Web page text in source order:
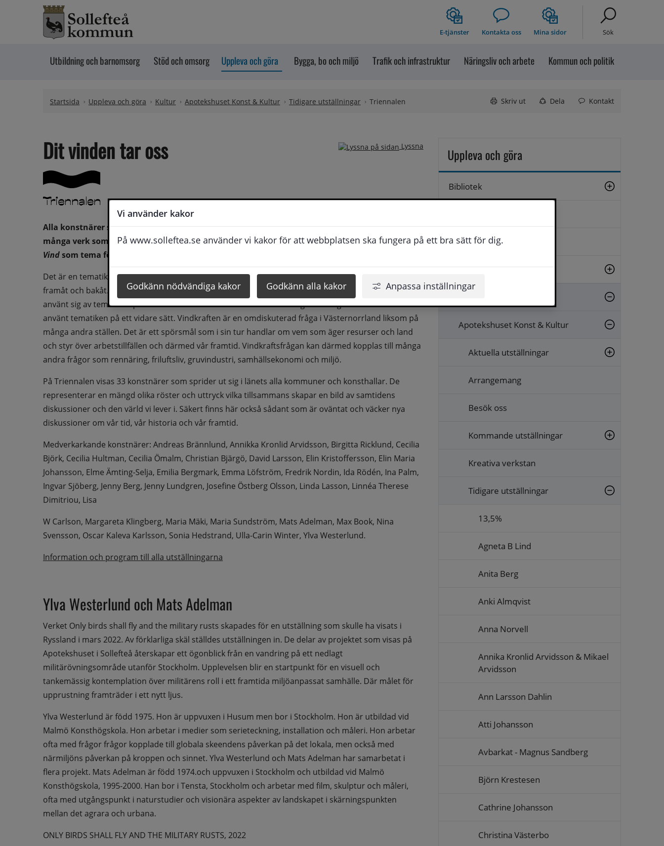
Vi använder kakor
På www.solleftea.se använder vi kakor för att webbplatsen ska fungera på ett bra sätt för dig.
Godkänn nödvändiga kakor Godkänn alla kakor Anpassa inställningar
Hoppa till innehåll
E-tjänster Kontakta oss Mina sidor Sök
Utbildning och barnomsorg Stöd och omsorg Uppleva och göra Bygga, bo och miljö Trafik och infrastruktur Näringsliv och arbete Kommun och politik
Startsida Uppleva och göra Kultur Apotekshuset Konst & Kultur Tidigare utställningar Triennalen Skriv ut Dela Kontakt
Lyssna
Dit vinden tar oss
Alla konstnärer som deltar i utställningen har anknytning till Västernorrland, vilket syns i
många verk som har en tydlig regional prägel. Utställningens curator Björn Norberg har valt
Vind som tema för Triennalen.
Det är en tematik som kan tolkas på många olika sätt. Vinden är en tydlig symbol för riktningar, både
framåt och bakåt. Vi har medvind eller motvind och luft under vingarna. Konstnärerna har också
använt sig av tematiken på olika sätt. Här finns både de mer bokstavliga tolkningarna och de som har
använt tematiken på ett vidare sätt. Vindkraften är en omdiskuterad fråga i Västernorrland liksom på
många andra ställen. Det är ett spörsmål som i sin tur handlar om vem som äger resurser och land
och styr över arbetstillfällen och därmed vår framtid. Vindkraftsfrågan kan därmed kopplas till många
andra frågor som rennäring, friluftsliv, gruvindustri, samhällsekonomi och miljö.
På Triennalen visas 33 konstnärer som sprider ut sig i länets alla kommuner och konsthallar. De
representerar en mängd olika röster och uttryck vilka tillsammans skapar en bild av samtidens
diskussioner och den värld vi lever i. Säkert finns här också sådant som är oväntat och väcker nya
diskussioner om vår tid, vår historia och vår framtid.
Medverkarkande konstnärer: Andreas Brännlund, Annikka Kronlid Arvidsson, Birgitta Ricklund, Cecilia
Björk, Cecilia Hultman, Cecilia Ömalm, Christian Bjärgö, David Larsson, Elin Kristoffersson, Elin Maria
Johansson, Elme Ämting-Selja, Emilia Bergmark, Emma Löfström, Fredrik Nordin, Ida Rödén, Ina Palm,
Ingvar Sjöberg, Jenny Berg, Jenny Lundgren, Josefine Östberg Olsson, Linda Lasson, Linnéa Therese
Dimitriou, Lisa
W Carlson, Margareta Klingberg, Maria Mäki, Maria Sundström, Mats Adelman, Max Book, Nina
Svensson, Oscar Kaleva Karlsson, Sonia Hedstrand, Ulla-Carin Winter, Ylva Westerlund.
Information och program till alla utställningarna
Ylva Westerlund och Mats Adelman
Verket Only birds shall fly and the military rusts skapades för en utställning som skulle ha visats i
Ryssland i mars 2022. Av förklarliga skäl ställdes utställningen in. De delar av projektet som visas på
Apotekshuset i Sollefteå återskapar ett ögonblick från en vandring på ett nedlagt
militärövningsområde utanför Stockholm. Upplevelsen blir en startpunkt för en visuell och
tankemässig kontemplation över militärens roll i ett framtida miljöanpassat samhälle. Där målet för
upprustning framträder i ett nytt ljus.
Ylva Westerlund är född 1975. Hon är uppvuxen i Husum men bor i Stockholm. Hon är utbildad vid
Malmö Konsthögskola. Hon arbetar i medier som serieteckning, installation och måleri. Hon arbetar
ofta med frågor frågor kopplade till globala skeendens påverkan på det lokala, men också med
närmiljöns påverkan på kroppen och sinnet. Ylva Westerlund och Mats Adelman har samarbetat i
flera projekt. Mats Adelman är född 1974.och uppvuxen i Stockholm och utbildad vid Malmö
Konsthögskola, 1995-2000. Han bor i Tensta, Stockholm och arbetar med film, skulptur och måleri,
ofta med utgångspunkt i naturstudier och visionära aspekter av landskapet i skärningspunkten
mellan det agrara och urbana.
ONLY BIRDS SHALL FLY AND THE MILITARY RUSTS, 2022
Uppleva och göra
Bibliotek
Evenemang
Fritid
Apotekshuset Konst & Kultur
Aktuella utställningar
Arrangemang
Besök oss
Kommande utställningar
Kreativa verkstan
Tidigare utställningar
13,5%
Agneta B Lind
Anita Berg
Anki Almqvist
Anna Norvell
Annika Kronlid Arvidsson & Mikael
Arvidsson
Ann Larsson Dahlin
Atti Johansson
Avbarkat - Magnus Sandberg
Björn Krestesen
Cathrine Johansson
Christina Västerbo